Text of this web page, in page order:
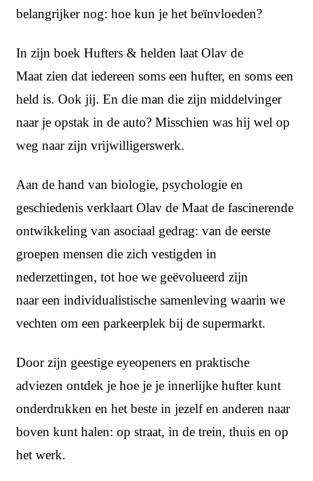
belangrijker nog: hoe kun je het beïnvloeden?
In zijn boek Hufters & helden laat Olav de
Maat zien dat iedereen soms een hufter, en soms een
held is. Ook jij. En die man die zijn middelvinger
naar je opstak in de auto? Misschien was hij wel op
weg naar zijn vrijwilligerswerk.
Aan de hand van biologie, psychologie en
geschiedenis verklaart Olav de Maat de fascinerende
ontwikkeling van asociaal gedrag: van de eerste
groepen mensen die zich vestigden in
nederzettingen, tot hoe we geëvolueerd zijn
naar een individualistische samenleving waarin we
vechten om een parkeerplek bij de supermarkt.
Door zijn geestige eyeopeners en praktische
adviezen ontdek je hoe je je innerlijke hufter kunt
onderdrukken en het beste in jezelf en anderen naar
boven kunt halen: op straat, in de trein, thuis en op
het werk.